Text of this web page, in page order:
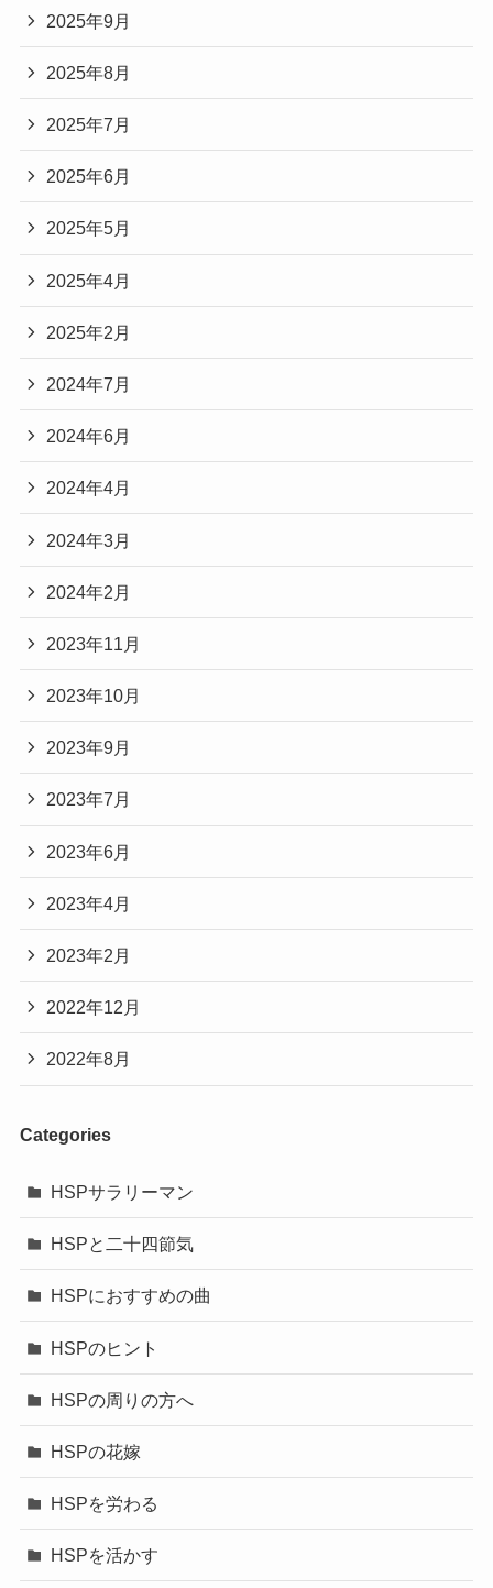
2025年9月
2025年8月
2025年7月
2025年6月
2025年5月
2025年4月
2025年2月
2024年7月
2024年6月
2024年4月
2024年3月
2024年2月
2023年11月
2023年10月
2023年9月
2023年7月
2023年6月
2023年4月
2023年2月
2022年12月
2022年8月
Categories
HSPサラリーマン
HSPと二十四節気
HSPにおすすめの曲
HSPのヒント
HSPの周りの方へ
HSPの花嫁
HSPを労わる
HSPを活かす